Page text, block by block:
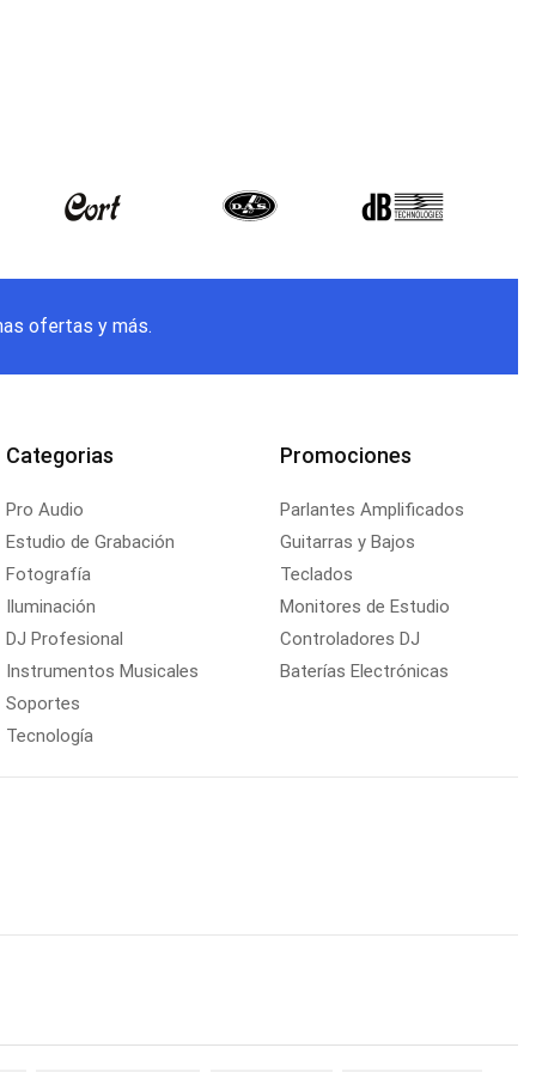
ofertas y más.
Categorias
Pro Audio
Estudio de Grabación
Fotografía
Iluminación
DJ Profesional
Instrumentos Musicales
Soportes
Tecnología
Promociones
Parlantes Amplificados
Guitarras y Bajos
Teclados
Monitores de Estudio
Controladores DJ
Baterías Electrónicas